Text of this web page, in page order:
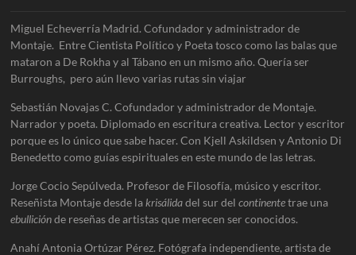
Miguel Echeverría Madrid. Cofundador y administrador de
Montaje. Entre Cientista Político y Poeta tosco como las balas que
mataron a De Rokha y al Tábano en un mismo año. Quería ser
Burroughs, pero aún llevo varias rutas sin viajar
Sebastián Novajas C. Cofundador y administrador de Montaje.
Narrador y poeta. Diplomado en escritura creativa. Lector y escritor
porque es lo único que sabe hacer. Con Kjell Askildsen y Antonio Di
Benedetto como guías espirituales en este mundo de las letras.
Jorge Cocio Sepúlveda. Profesor de Filosofía, músico y escritor.
Reseñista Montaje desde lakrisálidadel sur delcontinentetrae una
ebulliciónde reseñas de artistas que merecen ser conocidos.
Anahí Antonia Ortúzar Pérez. Fotógrafa independiente, artista de